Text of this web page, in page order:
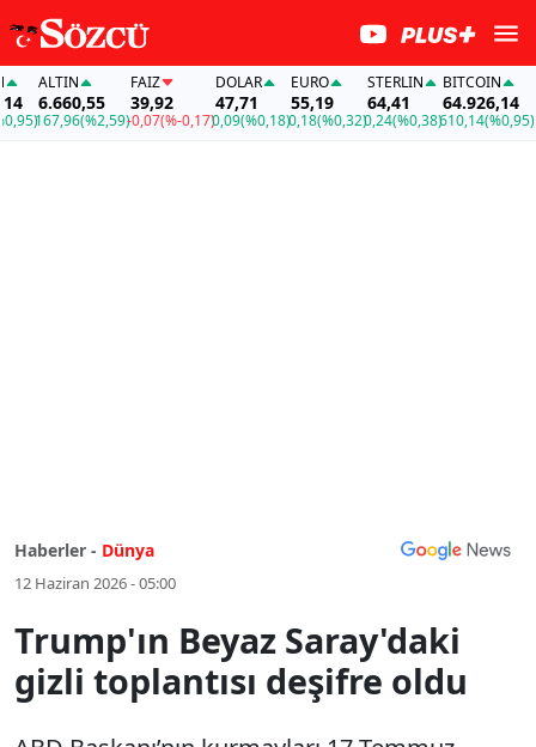
ALTIN
6.660,55
167,96(%2,59)
FAİZ
39,92
-0,07(%-0,17)
DOLAR
47,71
0,09(%0,18)
EURO
55,19
0,18(%0,32)
STERLIN
64,41
0,24(%0,38)
BITCOIN
64.926,14
610,14(%0,95)
Haberler - Dünya
12 Haziran 2026 - 05:00
Trump'ın Beyaz Saray'daki
gizli toplantısı deşifre oldu